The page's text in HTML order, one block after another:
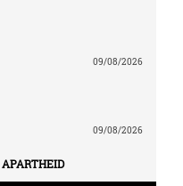
09/08/2026
09/08/2026
APARTHEID